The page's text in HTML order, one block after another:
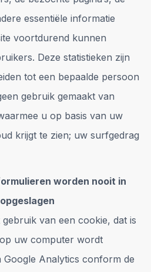
essentiële informatie
voortdurend kunnen
Deze statistieken zijn
tot een bepaalde persoon
gebruik gemaakt van
u op basis van uw
krijgt te zien; uw surfgedrag
worden nooit in
van een cookie, dat is
uw computer wordt
Google Analytics conform de